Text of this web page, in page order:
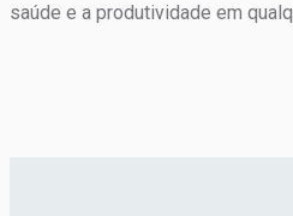
saúde e a produtividade em